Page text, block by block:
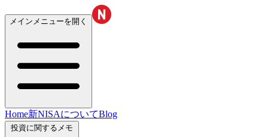
メインメニューを開く
Home新NISAについてBlog